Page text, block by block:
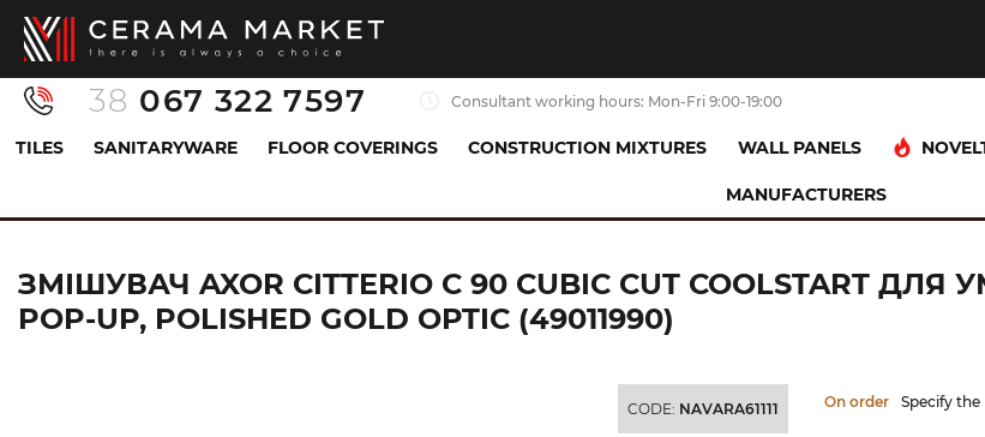
38 067 322 7597 Consultant working hours: Mon-Fri 9:00-19:00
TILES SANITARYWARE FLOOR COVERINGS CONSTRUCTION MIXTURES WALL PANELS
MANUFACTURERS
Змішувач Axor Citterio C 90 Cubic cut CoolStart для умивальника з
ЗМІШУВАЧ AXOR CITTERIO C 90 CUBIC CUT
POP-UP, POLISHED GOLD OPTIC (49011990)
CODE: NAVARA61111 On order Specify the